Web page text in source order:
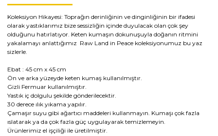
Koleksiyon Hikayesi: Toprağın derinliğinin ve dinginliğinin bir ifadesi
olarak yastıklarımız bize sessizliğin içinde duyulacak olan çok şey
olduğunu hatırlatıyor. Keten kumaşın dokunuşuyla doğanın ritmini
yakalamayı anlattığımız Raw Land in Peace koleksiyonumuz bu yaz
sizlerle.
Ebat : 45 cm x 45 cm
Ön ve arka yüzeyde keten kumaş kullanılmıştır.
Gizli Fermuar kullanılmıştır.
Yastık iç dolgulu şekilde gönderilecektir.
30 derece ılık yıkama yapılır.
Çamaşır suyu gibi ağartıcı maddeleri kullanmayın. Kumaşı çok fazla
ıslatarak ya da çok fazla güç uygulayarak temizlemeyin.
Ürünlerimiz el işçiliği ile üretilmiştir.